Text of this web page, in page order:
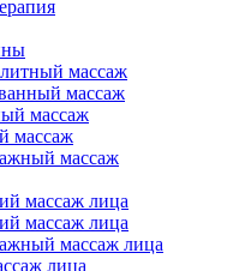
массаж
массаж
массаж
массаж
массаж
массаж лица
массаж лица
массаж лица
лица